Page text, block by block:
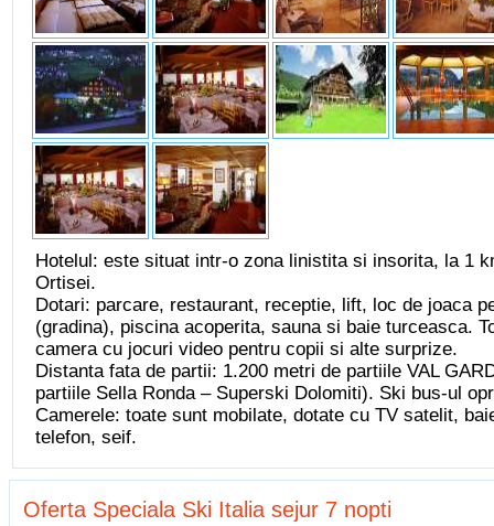
Hotelul: este situat intr-o zona linistita si insorita, la 1
Ortisei.
Dotari: parcare, restaurant, receptie, lift, loc de joaca
(gradina), piscina acoperita, sauna si baie turceasca.
camera cu jocuri video pentru copii si alte surprize.
Distanta fata de partii: 1.200 metri de partiile VAL
partiile Sella Ronda – Superski Dolomiti). Ski bus-ul
Camerele: toate sunt mobilate, dotate cu TV satelit,
telefon, seif.
Oferta Speciala Ski Italia sejur 7 nopti